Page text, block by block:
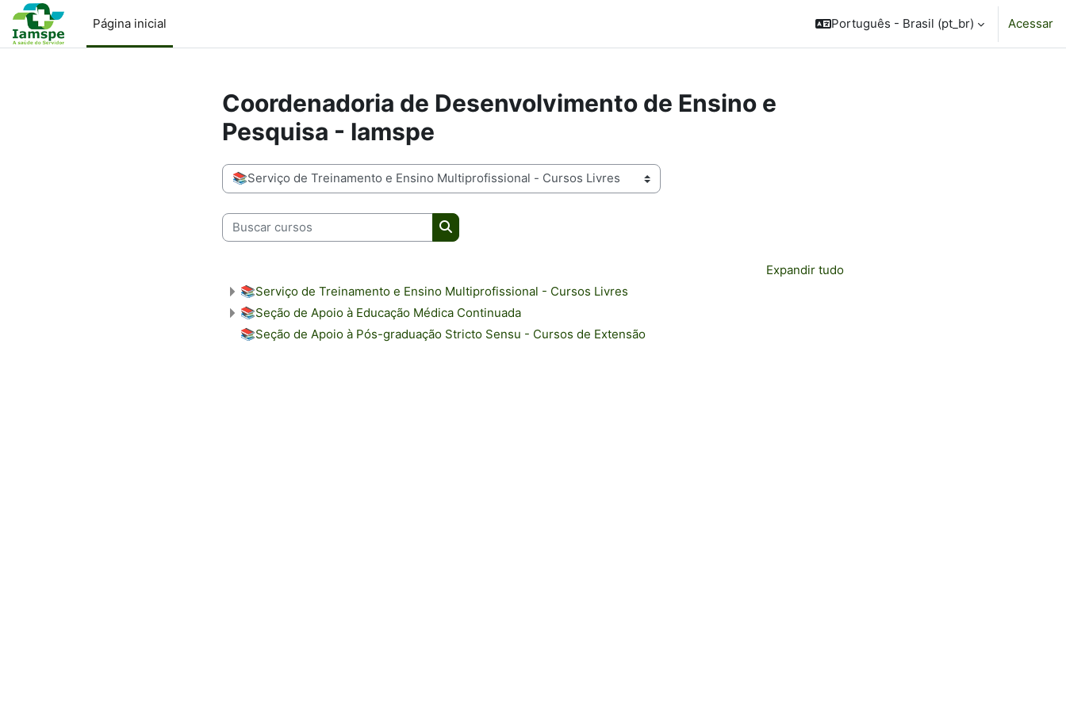
Ir para o conteúdo principal
Página inicial
Português - Brasil ‎(pt_br)‎ Acessar
Coordenadoria de Desenvolvimento de Ensino e
Pesquisa - Iamspe
Categorias de Cursos
Buscar cursos
Buscar cursos
Expandir tudo
📚Serviço de Treinamento e Ensino Multiprofissional - Cursos Livres
📚Seção de Apoio à Educação Médica Continuada
📚Seção de Apoio à Pós-graduação Stricto Sensu - Cursos de Extensão